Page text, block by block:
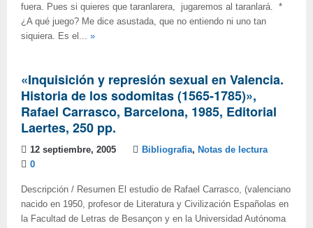
fuera. Pues si quieres que taranlarera, jugaremos al taranlará. *
¿A qué juego? Me dice asustada, que no entiendo ni uno tan
siquiera. Es el... »
«Inquisición y represión sexual en Valencia.
Historia de los sodomitas (1565-1785)»,
Rafael Carrasco, Barcelona, 1985, Editorial
Laertes, 250 pp.
12 septiembre, 2005 Bibliografia, Notas de lectura
0
Descripción / Resumen El estudio de Rafael Carrasco, (valenciano
nacido en 1950, profesor de Literatura y Civilización Españolas en
la Facultad de Letras de Besançon y en la Universidad Autónoma